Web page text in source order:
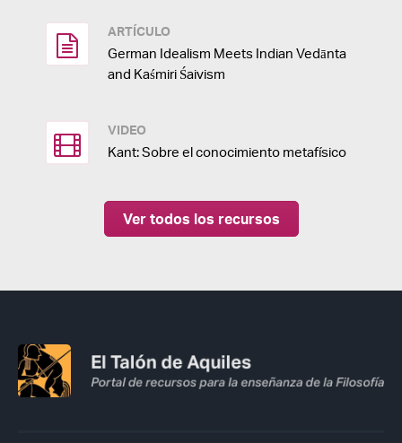
ARTÍCULO
German Idealism Meets Indian Vedānta
and Kaśmiri Śaivism
VIDEO
Kant: Sobre el conocimiento metafísico
Ver todos los recursos